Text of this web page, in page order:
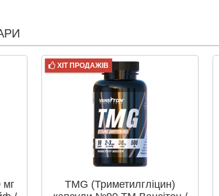
мг
ХІТ ПРОДАЖІВ
TMG (Триметилгліцин)